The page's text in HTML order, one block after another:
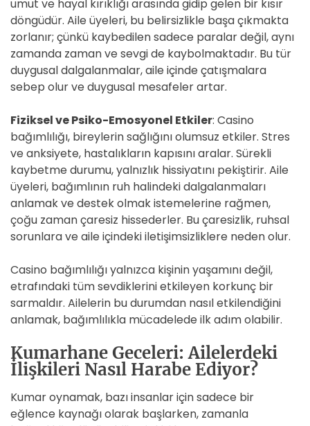
umut ve hayal kırıklığı arasında gidip gelen bir kısır
döngüdür. Aile üyeleri, bu belirsizlikle başa çıkmakta
zorlanır; çünkü kaybedilen sadece paralar değil, aynı
zamanda zaman ve sevgi de kaybolmaktadır. Bu tür
duygusal dalgalanmalar, aile içinde çatışmalara
sebep olur ve duygusal mesafeler artar.
Fiziksel ve Psiko-Emosyonel Etkiler: Casino
bağımlılığı, bireylerin sağlığını olumsuz etkiler. Stres
ve anksiyete, hastalıkların kapısını aralar. Sürekli
kaybetme durumu, yalnızlık hissiyatını pekiştirir. Aile
üyeleri, bağımlının ruh halindeki dalgalanmaları
anlamak ve destek olmak istemelerine rağmen,
çoğu zaman çaresiz hissederler. Bu çaresizlik, ruhsal
sorunlara ve aile içindeki iletişimsizliklere neden olur.
Casino bağımlılığı yalnızca kişinin yaşamını değil,
etrafındaki tüm sevdiklerini etkileyen korkunç bir
sarmaldır. Ailelerin bu durumdan nasıl etkilendiğini
anlamak, bağımlılıkla mücadelede ilk adım olabilir.
Kumarhane Geceleri: Ailelerdeki
İlişkileri Nasıl Harabe Ediyor?
Kumar oynamak, bazı insanlar için sadece bir
eğlence kaynağı olarak başlarken, zamanla